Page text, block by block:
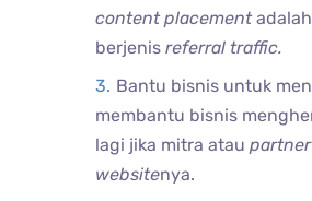
content placement
berjenis referral traffic.
Bantu bisnis untuk
membantu bisnis
lagi jika mitra atau partner
websitenya.